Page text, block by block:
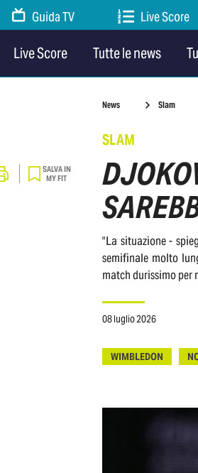
Guida TV Live Score
Live Score Tutte le news
News Slam
SALVA IN
MY FIT
SLAM
"La situazione -
semifinale molto
match durissimo per
08 luglio 2026
WIMBLEDON